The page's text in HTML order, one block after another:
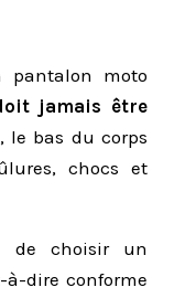
moto
jamais être
le bas du corps
chocs et
de choisir un
à-dire conforme